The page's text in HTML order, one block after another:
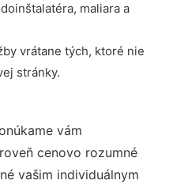
maliara a
vrátane tých, ktoré nie
stránky.
vám
cenovo rozumné
vašim individuálnym